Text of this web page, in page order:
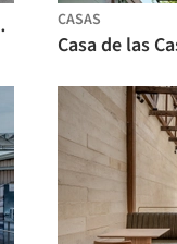
Vietnam CASAS
Casa de las